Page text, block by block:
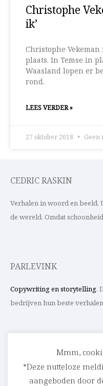
Christophe
ik’
Christophe
plaats. In Temse in
Waasland lopen er
rond.
LEES VERDER »
27 oktober 2018 Geen
CEDRIC RASKIN
Verhalen in woord en beeld.
de wereld. Omdat
PARLEVINK
Copywriting en storytelling.
bedrijven hun beste
Schrijf ik straks mee aan
Mmm,
*Deze nutteloze
aangeboden door